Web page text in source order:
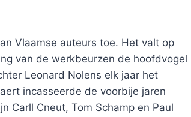
Vlaamse auteurs toe. Het valt op
van de werkbeurzen de hoofdvogel
Leonard Nolens elk jaar het
incasseerde de voorbije jaren
Carll Cneut, Tom Schamp en Paul